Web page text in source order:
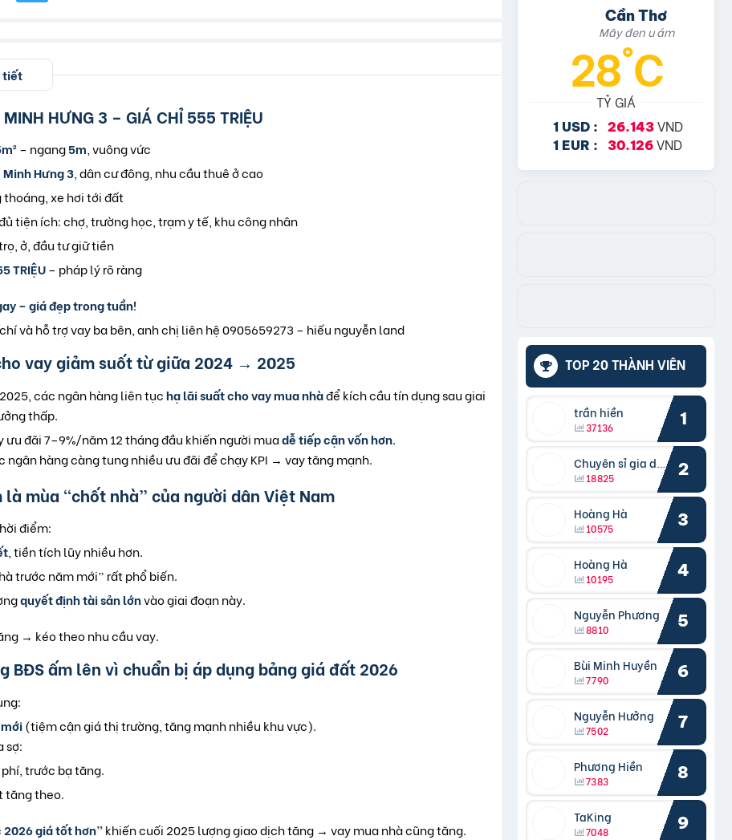
tiết
HƯNG 3 – GIÁ CHỈ 555 TRIỆU
– ngang5m , vuông vức
Minh Hưng 3 , dân cư đông, nhu cầu thuê ở cao
xe hơi tới đất
tiện ích: chợ, trường học, trạm y tế, khu công nhân
ở, đầu tư giữ tiền
TRIỆU– pháp lý rõ ràng
– giá đẹp trong tuần!
và hỗ trợ vay ba bên, anh chị liên hệ 0905659273 – hiếu nguyễn land
vay giảm suốt từ giữa 2024 → 2025
các ngân hàng liên tụchạ lãi suất cho vay mua nhàđể kích cầu tín dụng sau giai
thấp.
ưu đãi 7–9%/năm 12 tháng đầu khiến người muadễ tiếp cận vốn hơn.
ngân hàng càng tung nhiều ưu đãi để chạy KPI → vay tăng mạnh.
là mùa “chốt nhà” của người dân Việt Nam
điểm:
, tiền tích lũy nhiều hơn.
trước năm mới” rất phổ biến.
quyết định tài sản lớnvào giai đoạn này.
→ kéo theo nhu cầu vay.
BĐS ấm lên vì chuẩn bị áp dụng bảng giá đất 2026
(tiệm cận giá thị trường, tăng mạnh nhiều khu vực).
sợ:
trước bạ tăng.
tăng theo.
giá tốt hơn”khiến cuối 2025 lượng giao dịch tăng → vay mua nhà cũng tăng.
Cần Thơ
Mây đen u ám
28°C
TỶ GIÁ
1 USD : 26.143VND
1 EUR : 30.126 VND
TOP 20 THÀNH VIÊN
trần hiền
37136 1
Chuyên sỉ gia dụng
18825 2
Hoàng Hà
10575 3
Hoàng Hà
10195 4
Nguyễn Phương
8810 5
Bùi Minh Huyền
7790 6
Nguyễn Hưởng
7502 7
Phương Hiền
7383 8
TaKing
7048 9